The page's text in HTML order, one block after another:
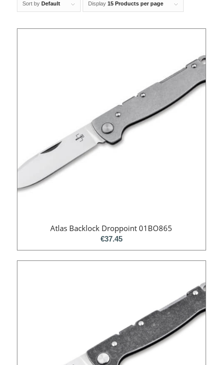
Sort by Default Display 15 Products per page
Atlas Backlock Droppoint 01BO865
€37.45